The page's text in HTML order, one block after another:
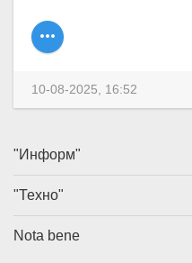
10-08-2025, 16:52
"Информ"
"Техно"
Nota bene